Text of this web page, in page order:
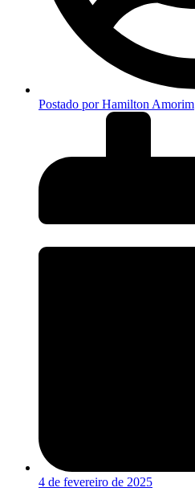
Postado porHamilton Amorim
4 de fevereiro de 2025